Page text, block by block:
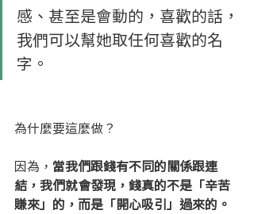
感、甚至是會動的，喜歡的話，
我們可以幫她取任何喜歡的名
字。
為什麼要這麼做？
因為， 當我們跟錢有不同的關係跟連
結，我們就會發現，錢真的不是「辛苦
賺來」的，而是「開心吸引」過來的。